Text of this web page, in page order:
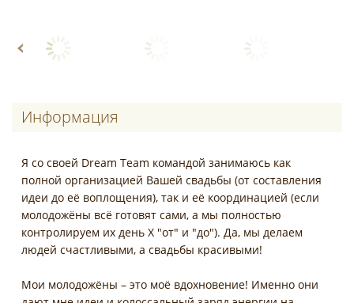
Информация
Я со своей Dream Team командой занимаюсь как
полной организацией Вашей свадьбы (от составления
идеи до её воплощения), так и её координацией (если
молодожёны всё готовят сами, а мы полностью
контролируем их день X "от" и "до"). Да, мы делаем
людей счастливыми, а свадьбы красивыми!
Мои молодожёны – это моё вдохновение! Именно они